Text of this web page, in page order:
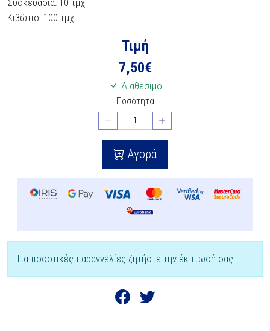
Κιβώτιο: 100 τμχ
Τιμή
7,50€
Διαθέσιμο
Ποσότητα
Αγορά
Για ποσοτικές παραγγελίες ζητήστε την έκπτωσή σας